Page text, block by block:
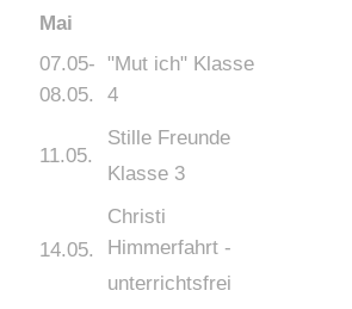
Mai
07.05-
08.05.
"Mut ich" Klasse
4
11.05.
Stille Freunde
Klasse 3
14.05.
Christi
Himmerfahrt -
unterrichtsfrei